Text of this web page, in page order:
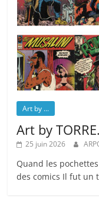
Art by ...
Art by
25 juin 2026
Quand les
des comics Il fut un